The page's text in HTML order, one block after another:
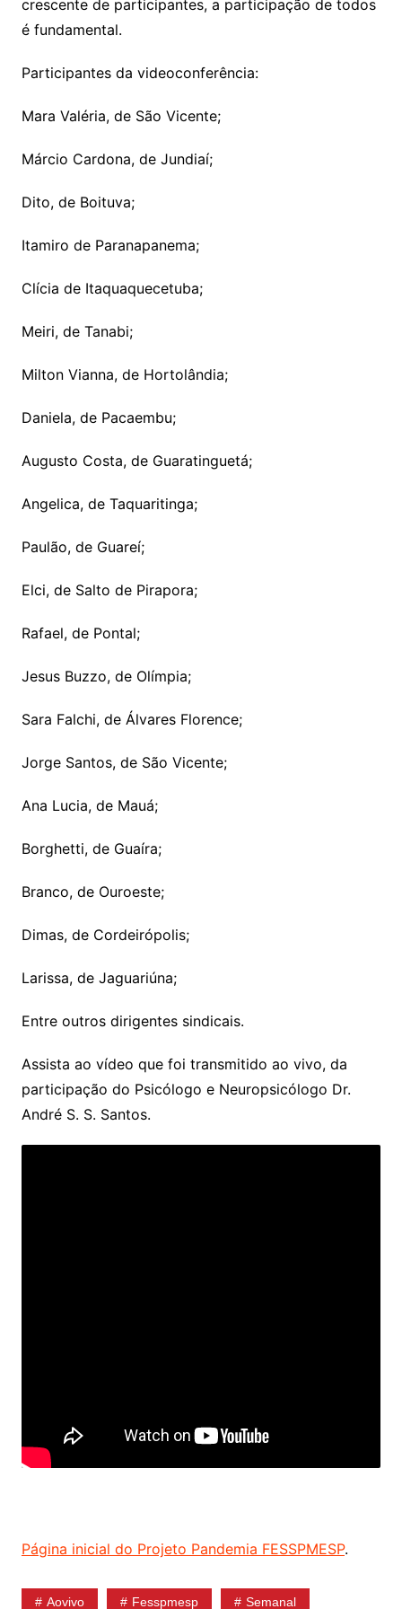
crescente de participantes, a participação de todos
é fundamental.
Participantes da videoconferência:
Mara Valéria, de São Vicente;
Márcio Cardona, de Jundiaí;
Dito, de Boituva;
Itamiro de Paranapanema;
Clícia de Itaquaquecetuba;
Meiri, de Tanabi;
Milton Vianna, de Hortolândia;
Daniela, de Pacaembu;
Augusto Costa, de Guaratinguetá;
Angelica, de Taquaritinga;
Paulão, de Guareí;
Elci, de Salto de Pirapora;
Rafael, de Pontal;
Jesus Buzzo, de Olímpia;
Sara Falchi, de Álvares Florence;
Jorge Santos, de São Vicente;
Ana Lucia, de Mauá;
Borghetti, de Guaíra;
Branco, de Ouroeste;
Dimas, de Cordeirópolis;
Larissa, de Jaguariúna;
Entre outros dirigentes sindicais.
Assista ao vídeo que foi transmitido ao vivo, da
participação do Psicólogo e Neuropsicólogo Dr.
André S. S. Santos.
Página inicial do Projeto Pandemia FESSPMESP.
Aovivo Fesspmesp Semanal